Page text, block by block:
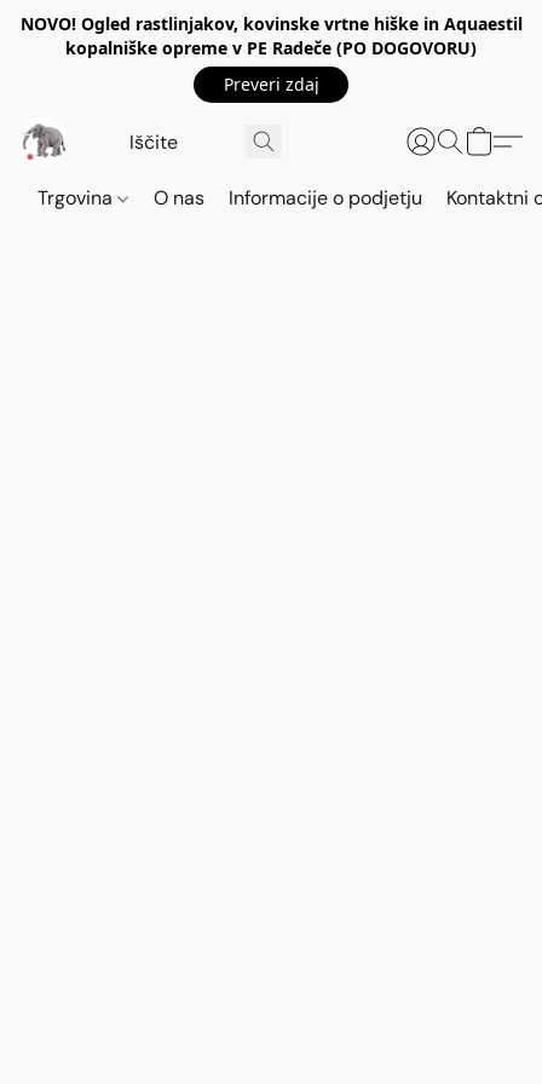
NOVO! Ogled rastlinjakov, kovinske vrtne hiške in Aquaestil
kopalniške opreme v PE Radeče (PO DOGOVORU)
Preveri zdaj
Trgovina O nas Informacije o podjetju Kontaktni